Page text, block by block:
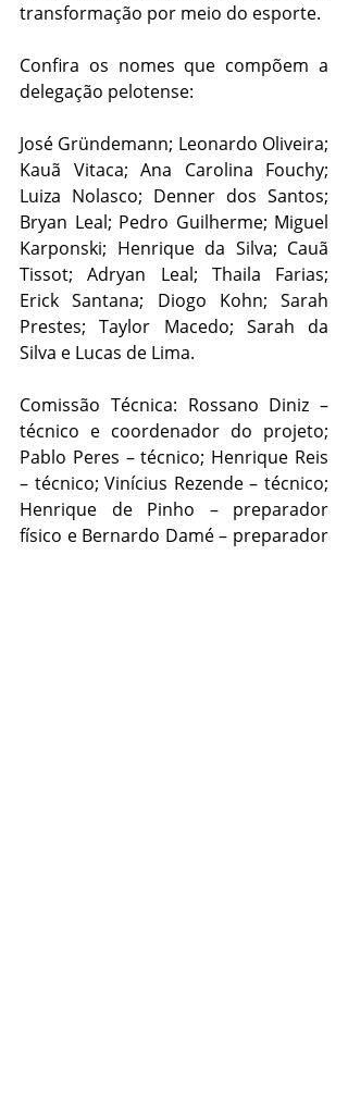
transformação por meio do esporte.
Confira os nomes que compõem a
delegação pelotense:
José Gründemann; Leonardo Oliveira;
Kauã Vitaca; Ana Carolina Fouchy;
Luiza Nolasco; Denner dos Santos;
Bryan Leal; Pedro Guilherme; Miguel
Karponski; Henrique da Silva; Cauã
Tissot; Adryan Leal; Thaila Farias;
Erick Santana; Diogo Kohn; Sarah
Prestes; Taylor Macedo; Sarah da
Silva e Lucas de Lima.
Comissão Técnica: Rossano Diniz –
técnico e coordenador do projeto;
Pablo Peres – técnico; Henrique Reis
– técnico; Vinícius Rezende – técnico;
Henrique de Pinho – preparador
físico e Bernardo Damé – preparador